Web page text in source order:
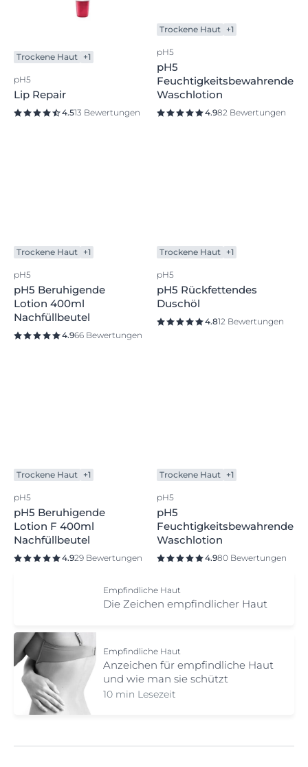
Trockene Haut +1
pH5
Lip Repair
4.513 Bewertungen
Trockene Haut
pH5
pH5
Feuchtigkeitsbewahrende
Trockene Haut +1
pH5
Trockene Haut
Trockene Haut +1
pH5 Beruhigende
4.9 29 Bewertungen
Trockene Haut +1
pH5
Feuchtigkeitsbewahrende
Empfindliche Haut
Die Zeichen empfindlicher Haut